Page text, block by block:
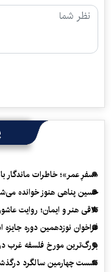
«سفرِ عمر»؛ خاطرات ماندگار
حسین پناهی هنوز خوانده
تلاقی هنر و ایمان؛ روایت
فراخوان نوزدهمین دوره
بزرگ‌ترین مورخ فلسفه غرب در
نشست چهارمین سالگرد